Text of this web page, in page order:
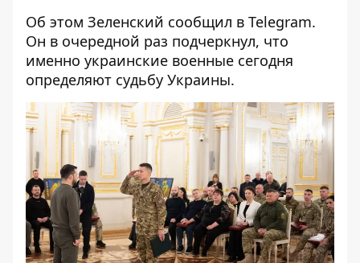
Об этом Зеленский сообщил в Telegram.
Он в очередной раз подчеркнул, что
именно украинские военные сегодня
определяют судьбу Украины.